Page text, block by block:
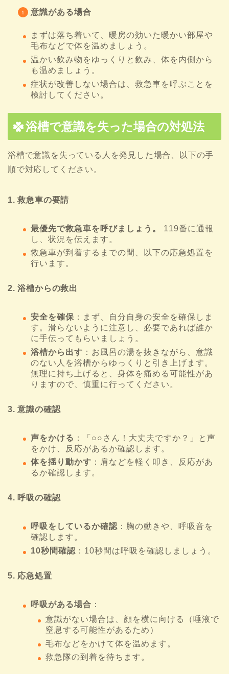
意識がある場合
まずは落ち着いて、暖房の効いた暖かい部屋や
毛布などで体を温めましょう。
温かい飲み物をゆっくりと飲み、体を内側から
も温めましょう。
症状が改善しない場合は、救急車を呼ぶことを
検討してください。
浴槽で意識を失った場合の対処法
浴槽で意識を失っている人を発見した場合、以下の手
順で対応してください。
1. 救急車の要請
最優先で救急車を呼びましょう。
119番に通報
し、状況を伝えます。
救急車が到着するまでの間、以下の応急処置を
行います。
2. 浴槽からの救出
安全を確保 ：まず、自分自身の安全を確保しま
す。滑らないように注意し、必要であれば誰か
に手伝ってもらいましょう。
浴槽から出す ：お風呂の湯を抜きながら、意識
のない人を浴槽からゆっくりと引き上げます。
無理に持ち上げると、身体を痛める可能性があ
りますので、慎重に行ってください。
3. 意識の確認
声をかける ：「○○さん！大丈夫ですか？」と声
をかけ、反応があるか確認します。
体を揺り動かす ：肩などを軽く叩き、反応があ
るか確認します。
4. 呼吸の確認
呼吸をしているか確認 ：胸の動きや、呼吸音を
確認します。
10秒間確認 ：10秒間は呼吸を確認しましょう。
5. 応急処置
呼吸がある場合 ：
意識がない場合は、顔を横に向ける（唾液で
窒息する可能性があるため）
毛布などをかけて体を温めます。
救急隊の到着を待ちます。